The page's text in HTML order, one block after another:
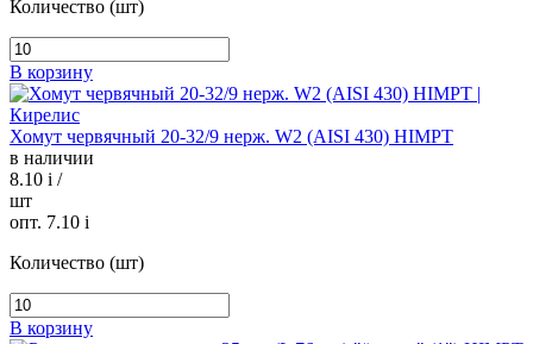
Количество (шт)
В корзину
Хомут червячный 20-32/9 нерж. W2 (AISI 430) HIMPT
в наличии
8.10 i /
шт
опт. 7.10 i
Количество (шт)
В корзину